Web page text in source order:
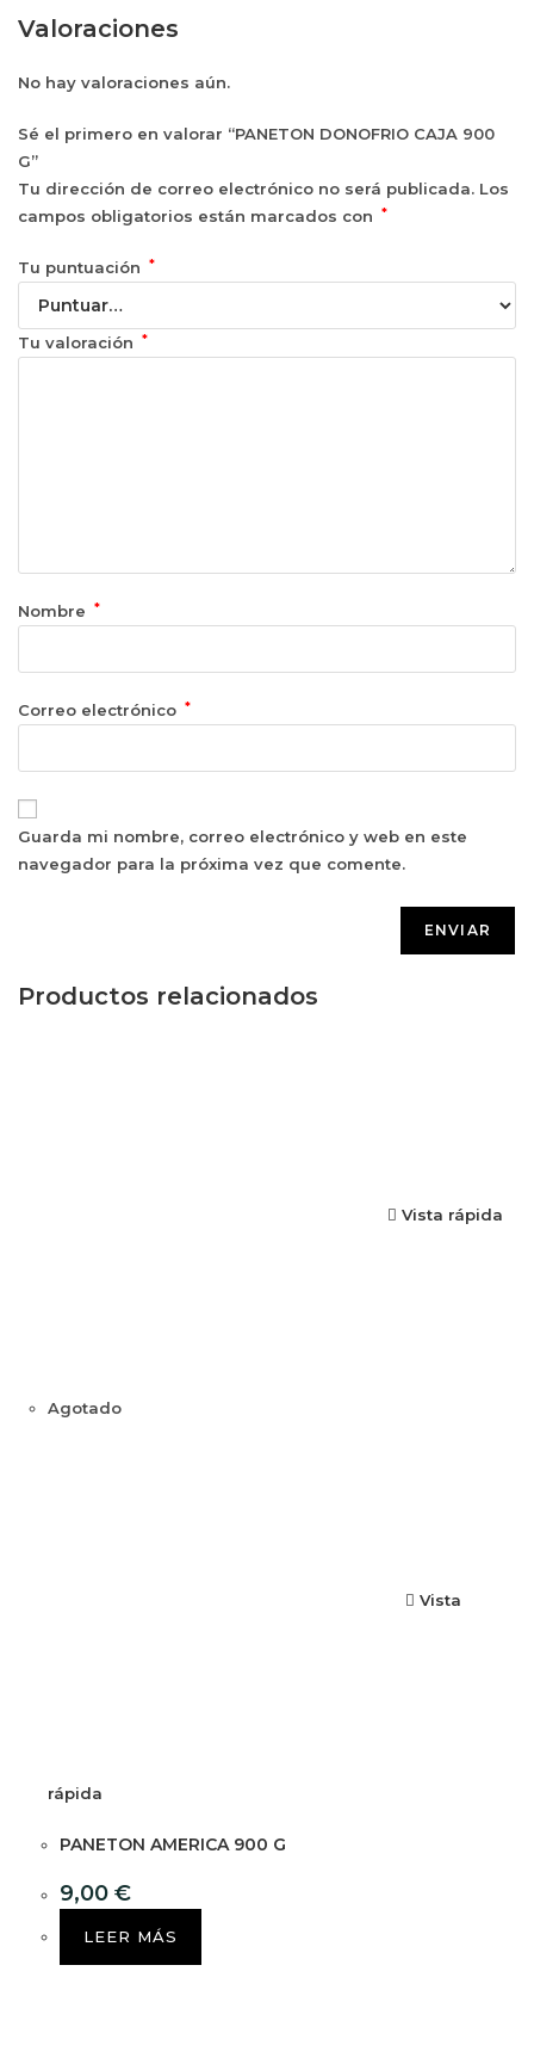
Valoraciones
No hay valoraciones aún.
Sé el primero en valorar “PANETON DONOFRIO CAJA 900
G”
Tu dirección de correo electrónico no será publicada. Los
campos obligatorios están marcados con
*
Tu puntuación *
Tu valoración *
Nombre *
Correo electrónico *
Guarda mi nombre, correo electrónico y web en este
navegador para la próxima vez que comente.
Productos relacionados
Vista rápida
Agotado
Vista
rápida
PANETON AMERICA 900 G
9,00 €
LEER MÁS